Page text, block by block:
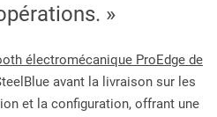
»
électromécanique ProEdge de
avant la livraison sur les
et la configuration, offrant une